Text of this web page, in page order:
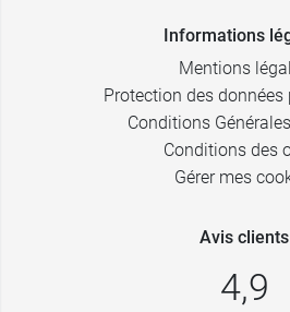
Informations
Mentions
Protection des données
Conditions
Conditions des
Gérer mes
Avis clients
4,9